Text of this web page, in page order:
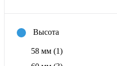
Высота
58 мм (1)